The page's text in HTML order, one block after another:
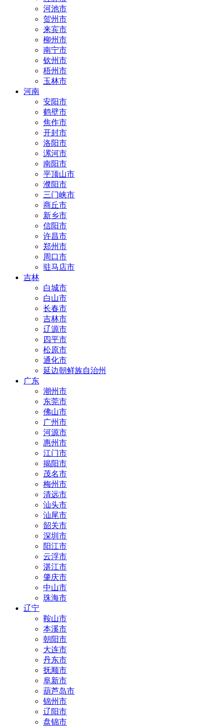
河池市
贺州市
来宾市
柳州市
南宁市
钦州市
梧州市
玉林市
河南
安阳市
鹤壁市
焦作市
开封市
洛阳市
漯河市
南阳市
平顶山市
濮阳市
三门峡市
商丘市
新乡市
信阳市
许昌市
郑州市
周口市
驻马店市
吉林
白城市
白山市
长春市
吉林市
辽源市
四平市
松原市
通化市
延边朝鲜族自治州
广东
潮州市
东莞市
佛山市
广州市
河源市
惠州市
江门市
揭阳市
茂名市
梅州市
清远市
汕头市
汕尾市
韶关市
深圳市
阳江市
云浮市
湛江市
肇庆市
中山市
珠海市
辽宁
鞍山市
本溪市
朝阳市
大连市
丹东市
抚顺市
阜新市
葫芦岛市
锦州市
辽阳市
盘锦市